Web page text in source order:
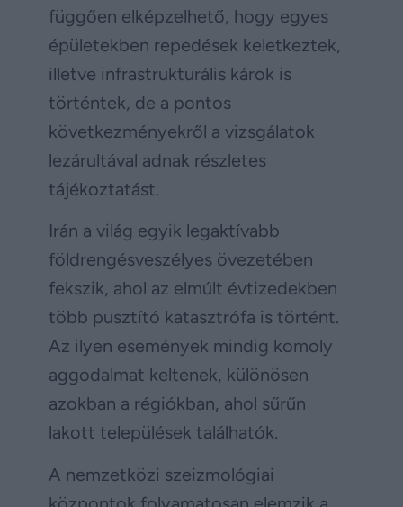
függően elképzelhető, hogy egyes
épületekben repedések keletkeztek,
illetve infrastrukturális károk is
történtek, de a pontos
következményekről a vizsgálatok
lezárultával adnak részletes
tájékoztatást.
Irán a világ egyik legaktívabb
földrengésveszélyes övezetében
fekszik, ahol az elmúlt évtizedekben
több pusztító katasztrófa is történt.
Az ilyen események mindig komoly
aggodalmat keltenek, különösen
azokban a régiókban, ahol sűrűn
lakott települések találhatók.
A nemzetközi szeizmológiai